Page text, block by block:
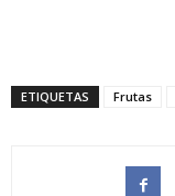
ETIQUETAS Frutas